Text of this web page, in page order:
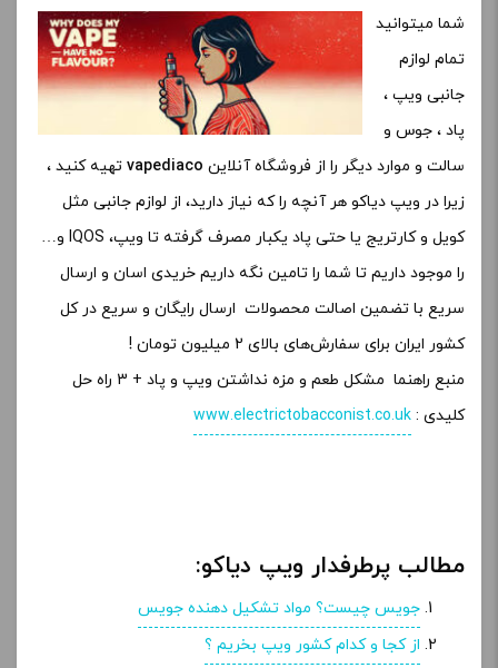
شما میتوانید
تمام لوازم
جانبی ویپ ،
پاد ، جوس و
سالت و موارد دیگر را از فروشگاه آنلاین vapediaco تهیه کنید ،
زیرا در ویپ دیاکو هر آنچه را که نیاز دارید، از لوازم جانبی مثل
کویل و کارتریج یا حتی پاد یکبار مصرف گرفته تا ویپ، IQOS و…
را موجود داریم تا شما را تامین نگه داریم خریدی اسان و ارسال
سریع با تضمین اصالت محصولات ارسال رایگان و سریع در کل
کشور ایران برای سفارش‌های بالای 2 میلیون تومان !
منبع راهنما مشکل طعم و مزه نداشتن ویپ و پاد + 3 راه حل
کلیدی : www.electrictobacconist.co.uk
مطالب پرطرفدار ویپ دیاکو:
جویس چیست؟ مواد تشکیل دهنده جویس
از کجا و کدام کشور ویپ بخریم ؟